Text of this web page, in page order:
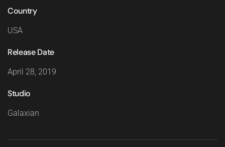
Country
USA
Release Date
April 28, 2019
Studio
Galaxian